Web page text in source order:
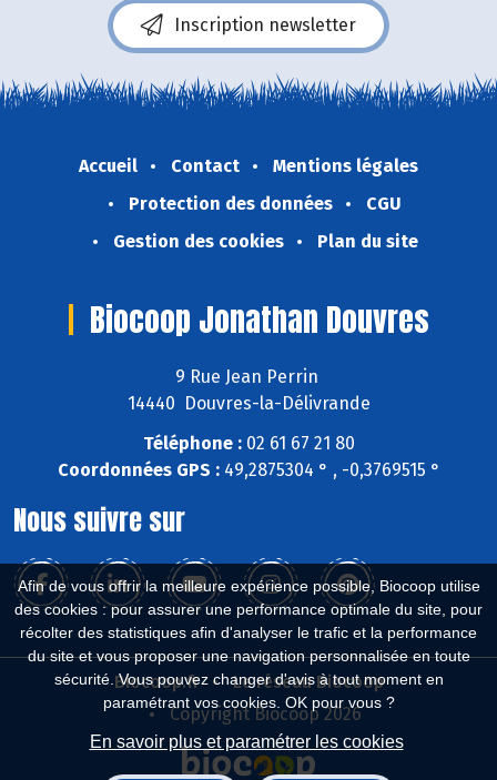
Afin de vous offrir la meilleure expérience possible, Biocoop utilise
des cookies : pour assurer une performance optimale du site, pour
récolter des statistiques afin d'analyser le trafic et la performance
du site et vous proposer une navigation personnalisée en toute
sécurité. Vous pouvez changer d'avis à tout moment en
paramétrant vos cookies. OK pour vous ?
En savoir plus et paramétrer les cookies
Inscription newsletter
Accueil Contact
Mentions légales
Protection des données
CGU
Gestion des cookies
Plan du site
Biocoop Jonathan Douvres
9 Rue Jean Perrin
14440 Douvres-la-Délivrande
Téléphone :02 61 67 21 80
Coordonnées GPS :49,2875304 ° , -0,3769515 °
Nous suivre sur
Biocoop.fr
Le réseau Biocoop
Copyright Biocoop 2026